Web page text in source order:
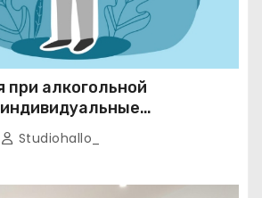
при алкогольной
и
при анонимном подходе
Studiohallo_